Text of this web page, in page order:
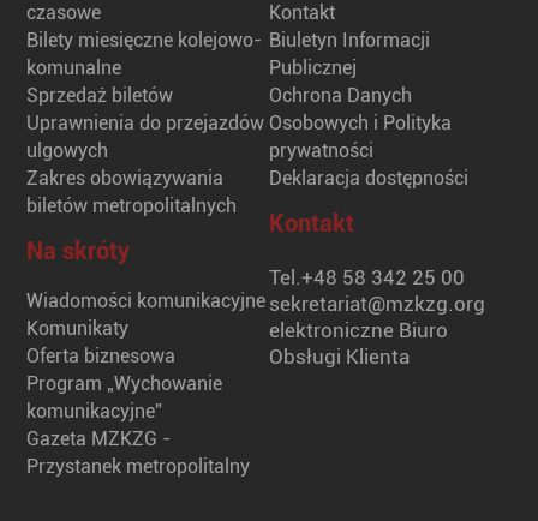
czasowe
Bilety miesięczne kolejowo-
komunalne
Sprzedaż biletów
Uprawnienia do przejazdów
ulgowych
Zakres obowiązywania
biletów metropolitalnych
Na skróty
Wiadomości komunikacyjne
Komunikaty
Oferta biznesowa
Program „Wychowanie
komunikacyjne”
Gazeta MZKZG -
Przystanek metropolitalny
Kontakt
Biuletyn Informacji
Publicznej
Ochrona Danych
Osobowych i Polityka
prywatności
Deklaracja dostępności
Kontakt
Tel.+48 58 342 25 00
sekretariat@mzkzg.org
elektroniczne Biuro
Obsługi Klienta